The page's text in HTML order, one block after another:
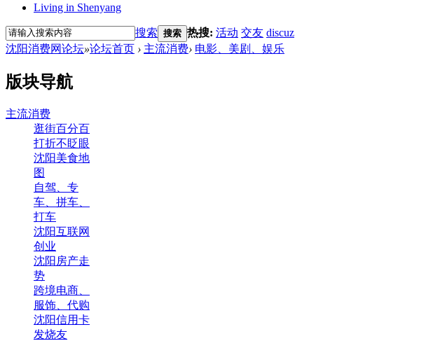
Living in Shenyang
搜索 搜索 热搜: 活动 交友 discuz
沈阳消费网论坛»论坛首页 › 主流消费› 电影、美剧、娱乐
版块导航
主流消费
逛街百分百
打折不眨眼
沈阳美食地
图
自驾、专
车、拼车、
打车
沈阳互联网
创业
沈阳房产走
势
跨境电商、
服饰、代购
沈阳信用卡
发烧友